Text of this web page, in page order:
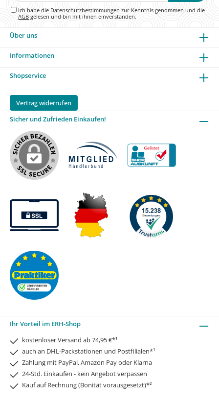
Ich habe die Datenschutzbestimmungen zur Kenntnis genommen und die
AGB gelesen und bin mit ihnen einverstanden.
Über uns
Informationen
Shopservice
Vertrag widerrufen
Sicher und Zufrieden Einkaufen!
Ihr Vorteil im ERH-Shop
kostenloser Versand ab 74,95 €*¹
auch an DHL-Packstationen und Postfilialen*¹
Zahlung mit PayPal, Amazon Pay oder Klarna
24-Std. Einkaufen - kein Angebot verpassen
Kauf auf Rechnung (Bonität vorausgesetzt)*²